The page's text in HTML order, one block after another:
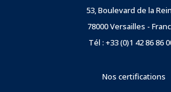
53, Boulevard de la
78000 Versailles -
Tél : +33 (0)1 42 86 86
Nos certifications